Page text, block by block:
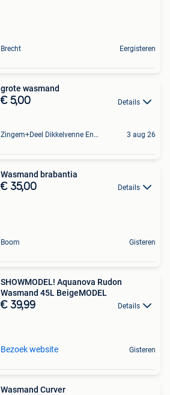
Brecht Eergisteren
grote wasmand
€ 5,00 Details
Zingem+Deel Dikkelvenne En Nederzwalm-Hermelgem 3 aug 26
Wasmand brabantia
€ 35,00 Details
Boom Gisteren
SHOWMODEL! Aquanova Rudon
Wasmand 45L BeigeMODEL
€ 39,99 Details
Bezoek website Gisteren
Wasmand Curver